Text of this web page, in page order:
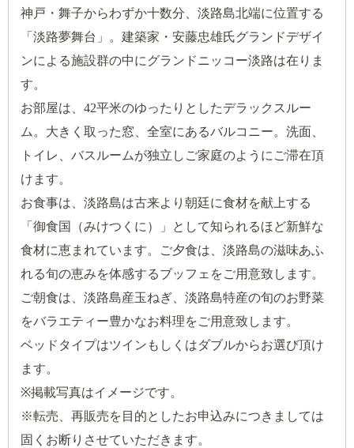
神戸・舞子からわずか十数分、淡路島北端に位置する
「淡路夢舞台」。建築家・安藤忠雄氏グランドデザイ
ンによる施設群の中にグランドニッコー淡路は在りま
す。
お部屋は、42平米のゆったりとしたデラックスルー
ム。大きく取った窓、全室にあるバルコニー。洗面、
トイレ、バスルームが独立しご家庭のようにご滞在頂
けます。
お食事は、淡路島は古来より朝廷に食材を献上する
「御食国（みけつくに）」として知られるほど新鮮な
食材に恵まれています。ご夕食は、淡路島の滋味あふ
れる旬の恵みを体感するブッフェをご用意致します。
ご朝食は、淡路島産玉ねぎ、淡路島特産の旬のお野菜
をバラエティー豊かなお料理をご用意致します。
ベッドタイプはツインもしくはダブルからお選び頂け
ます。
※掲載写真はイメージです。
※転売、再販売を目的としたお申込みにつきましては
固くお断りさせていただきます。